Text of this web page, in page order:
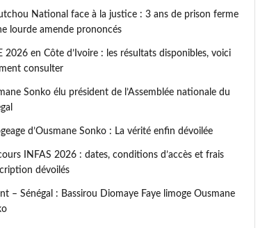
National face à la justice : 3 ans de prison ferme
lourde amende prononcés
2026 en Côte d’Ivoire : les résultats disponibles, voici
consulter
Sonko élu président de l’Assemblée nationale du
d’Ousmane Sonko : La vérité enfin dévoilée
INFAS 2026 : dates, conditions d’accès et frais
dévoilés
– Sénégal : Bassirou Diomaye Faye limoge Ousmane